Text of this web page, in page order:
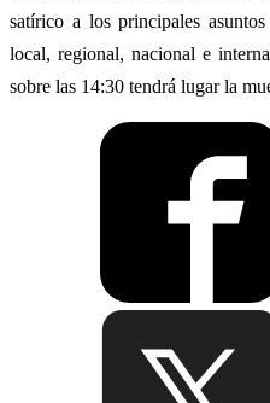
satírico a los principales
local, regional, nacional e
sobre las 14:30 tendrá lugar la